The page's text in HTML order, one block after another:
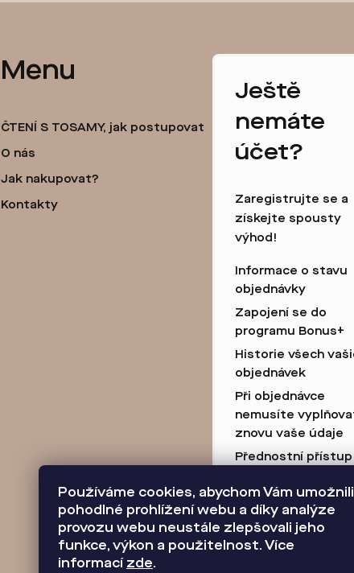
Používáme cookies, abychom Vám umožnili
pohodlné prohlížení webu a díky analýze
provozu webu neustále zlepšovali jeho
funkce, výkon a použitelnost. Více
informací zde.
Menu
ČTENÍ S TOSAMY, jak postupovat
O nás
Jak nakupovat?
Kontakty
Ještě
nemáte
účet?
Zaregistrujte se a
získejte spousty
výhod!
Informace o stavu
objednávky
Zapojení se do
programu Bonus+
Historie všech
objednávek
Při objednávce
nemusíte
znovu vaše údaje
Přednostní přístup
Body za každý